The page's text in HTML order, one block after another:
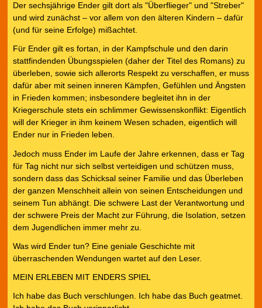
Der sechsjährige Ender gilt dort als "Überflieger" und "Streber"
und wird zunächst – vor allem von den älteren Kindern – dafür
(und für seine Erfolge) mißachtet.
Für Ender gilt es fortan, in der Kampfschule und den darin
stattfindenden Übungsspielen (daher der Titel des Romans) zu
überleben, sowie sich allerorts Respekt zu verschaffen, er muss
dafür aber mit seinen inneren Kämpfen, Gefühlen und Ängsten
in Frieden kommen; insbesondere begleitet ihn in der
Kriegerschule stets ein schlimmer Gewissenskonflikt: Eigentlich
will der Krieger in ihm keinem Wesen schaden, eigentlich will
Ender nur in Frieden leben.
Jedoch muss Ender im Laufe der Jahre erkennen, dass er Tag
für Tag nicht nur sich selbst verteidigen und schützen muss,
sondern dass das Schicksal seiner Familie und das Überleben
der ganzen Menschheit allein von seinen Entscheidungen und
seinem Tun abhängt. Die schwere Last der Verantwortung und
der schwere Preis der Macht zur Führung, die Isolation, setzen
dem Jugendlichen immer mehr zu.
Was wird Ender tun? Eine geniale Geschichte mit
überraschenden Wendungen wartet auf den Leser.
MEIN ERLEBEN MIT ENDERS SPIEL
Ich habe das Buch verschlungen. Ich habe das Buch geatmet.